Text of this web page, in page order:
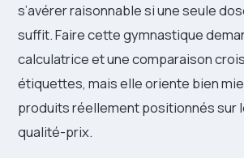
s’avérer raisonnable si une seule
suffit. Faire cette gymnastique
calculatrice et une comparaison
étiquettes, mais elle oriente bien
produits réellement positionnés sur
qualité-prix.